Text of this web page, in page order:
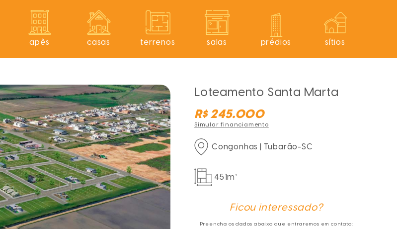
apês casas terrenos salas prédios sítios
Loteamento Santa Marta
R$ 245.000
Simular financiamento
Congonhas | Tubarão-SC
451m²
Ficou interessado?
Preencha os dados abaixo que entraremos em contato: